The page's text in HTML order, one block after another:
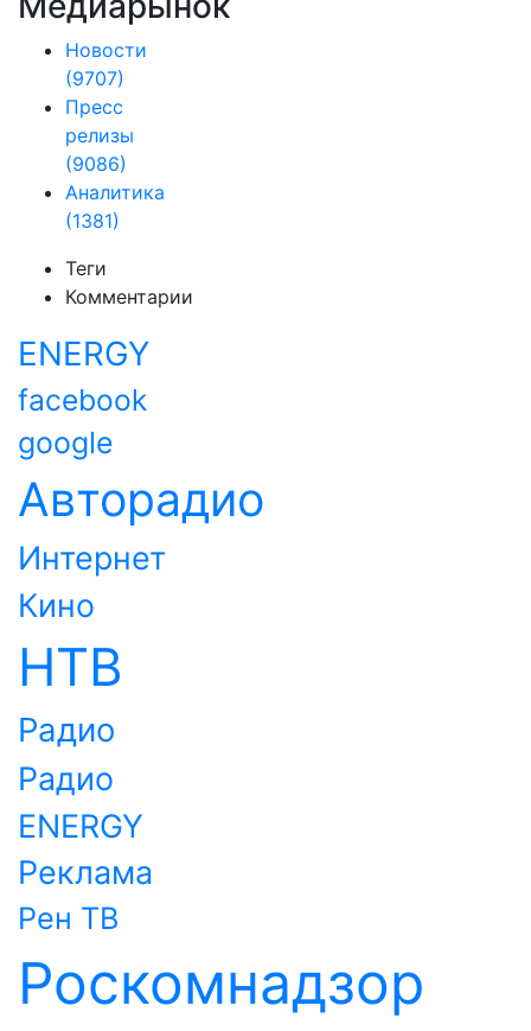
Новости
(9707)
Пресс
релизы
(9086)
Аналитика
(1381)
Теги
Комментарии
ENERGY
facebook
google
Авторадио
Интернет
Кино
НТВ
Радио
Радио
ENERGY
Реклама
Рен ТВ
Роскомнадзор